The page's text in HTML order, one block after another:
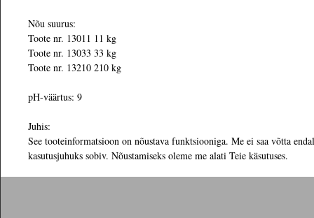
Nõu suurus:
Toote nr. 13011 11 kg
Toote nr. 13033 33 kg
Toote nr. 13210 210 kg
pH-väärtus: 9
Juhis:
See tooteinformatsioon on nõustava funktsiooniga. Me ei saa võtta
kasutusjuhuks sobiv. Nõustamiseks oleme me alati Teie käsutuses.